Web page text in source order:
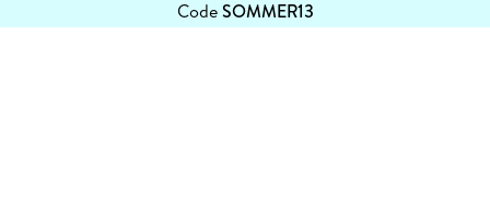
CodeSOMMER13
erfahren